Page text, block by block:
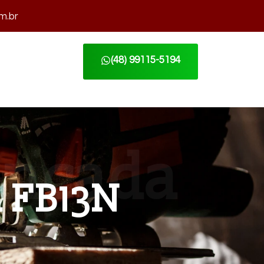
(48) 99115-5194